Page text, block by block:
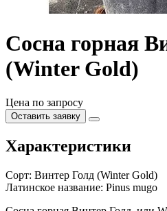
Сосна горная
(Winter Gold)
Цена по запросу
Оставить заявку
Характеристики
Сорт: Винтер Голд (Winter Gold)
Латинское название: Pinus mugo